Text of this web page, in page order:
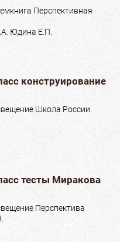
Перспективная
Юдина Е.П.
конструирование
Школа России
тесты Миракова
Перспектива